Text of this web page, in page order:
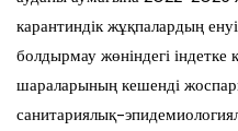
карантиндік жұқпалардың
болдырмау жөніндегі індетке
шараларының кешенді
санитариялық-